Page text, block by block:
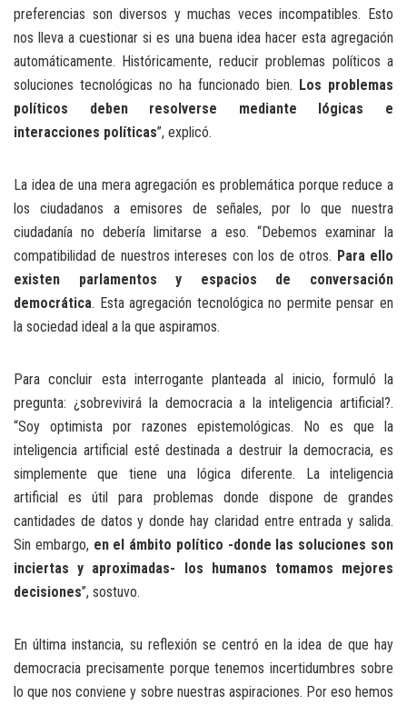
preferencias son diversos y muchas veces incompatibles. Esto
nos lleva a cuestionar si es una buena idea hacer esta agregación
automáticamente. Históricamente, reducir problemas políticos a
soluciones tecnológicas no ha funcionado bien. Los problemas
políticos deben resolverse mediante lógicas e
interacciones políticas”, explicó.
La idea de una mera agregación es problemática porque reduce a
los ciudadanos a emisores de señales, por lo que nuestra
ciudadanía no debería limitarse a eso. “Debemos examinar la
compatibilidad de nuestros intereses con los de otros. Para ello
existen parlamentos y espacios de conversación
democrática. Esta agregación tecnológica no permite pensar en
la sociedad ideal a la que aspiramos.
Para concluir esta interrogante planteada al inicio, formuló la
pregunta: ¿sobrevivirá la democracia a la inteligencia artificial?.
“Soy optimista por razones epistemológicas. No es que la
inteligencia artificial esté destinada a destruir la democracia, es
simplemente que tiene una lógica diferente. La inteligencia
artificial es útil para problemas donde dispone de grandes
cantidades de datos y donde hay claridad entre entrada y salida.
Sin embargo, en el ámbito político -donde las soluciones son
inciertas y aproximadas- los humanos tomamos mejores
decisiones”, sostuvo.
En última instancia, su reflexión se centró en la idea de que hay
democracia precisamente porque tenemos incertidumbres sobre
lo que nos conviene y sobre nuestras aspiraciones. Por eso hemos